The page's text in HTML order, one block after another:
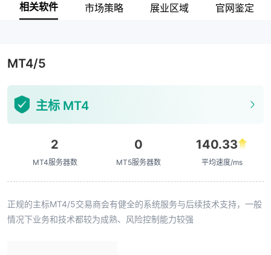
相关软件 市场策略 展业区域 官网鉴定
MT4/5
主标 MT4
2
MT4服务器数
0
MT5服务器数
140.33
平均速度/ms
正规的主标MT4/5交易商会有健全的系统服务与后续技术支持，一般
情况下业务和技术都较为成熟、风险控制能力较强